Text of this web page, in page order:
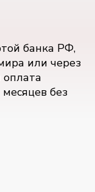
банка РФ,
или через
без